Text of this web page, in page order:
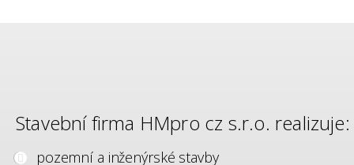
Stavební firma HMpro cz s.r.o. realizuje:
pozemní a inženýrské stavby